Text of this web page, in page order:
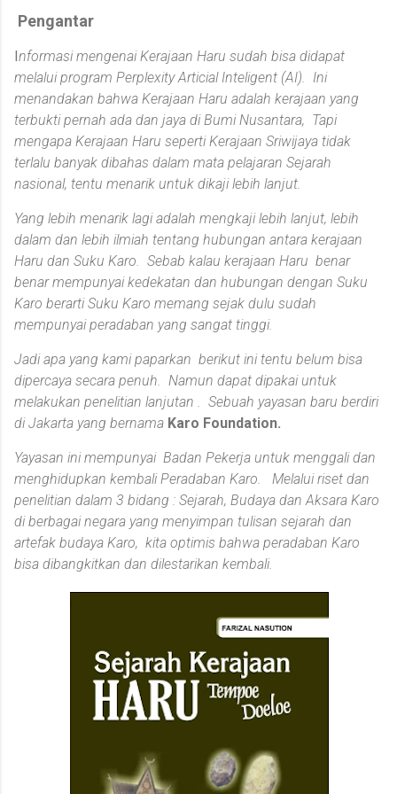
dan antropolog Universitas Negeri Medan, Prof. Erond L.
dan etnis antara Suku Karo dan Suku Mela...
Pengantar
nformasi mengenai Kerajaan Haru sudah bisa didapat
melalui program Perplexity Articial Inteligent (AI). Ini
menandakan bahwa Kerajaan Haru adalah kerajaan yang
terbukti pernah ada dan jaya di Bumi Nusantara, Tapi
mengapa Kerajaan Haru seperti Kerajaan Sriwijaya tidak
terlalu banyak dibahas dalam mata pelajaran Sejarah
nasional, tentu menarik untuk dikaji lebih lanjut.
Yang lebih menarik lagi adalah mengkaji lebih lanjut, lebih
dalam dan lebih ilmiah tentang hubungan antara kerajaan
Haru dan Suku Karo. Sebab kalau kerajaan Haru benar
benar mempunyai kedekatan dan hubungan dengan Suku
Karo berarti Suku Karo memang sejak dulu sudah
mempunyai peradaban yang sangat tinggi.
Jadi apa yang kami paparkan berikut ini tentu belum bisa
dipercaya secara penuh. Namun dapat dipakai untuk
melakukan penelitian lanjutan . Sebuah yayasan baru berdiri
di Jakarta yang bernama Karo Foundation.
Yayasan ini mempunyai Badan Pekerja untuk menggali dan
menghidupkan kembali Peradaban Karo. Melalui riset dan
penelitian dalam 3 bidang : Sejarah, Budaya dan Aksara Karo
di berbagai negara yang menyimpan tulisan sejarah dan
artefak budaya Karo, kita optimis bahwa peradaban Karo
bisa dibangkitkan dan dilestarikan kembali.